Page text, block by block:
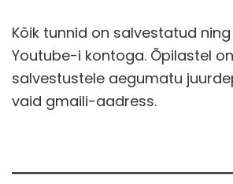
Kõik tunnid on salvestatud
Youtube-i kontoga. Õpilastel
salvestustele aegumatu
vaid gmaili-aadress.